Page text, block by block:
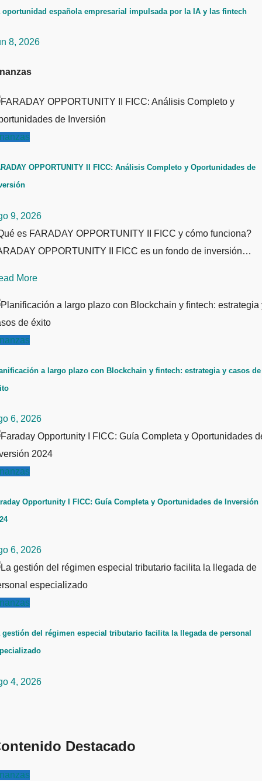
oportunidad española empresarial impulsada por la IA y las fintech
8, 2026
OPPORTUNITY II FICC: Análisis Completo y Oportunidades de
9, 2026
es FARADAY OPPORTUNITY II FICC y cómo funciona?
OPPORTUNITY II FICC es un fondo de inversión…
More
a largo plazo con Blockchain y fintech: estrategia y casos de
6, 2026
Opportunity I FICC: Guía Completa y Oportunidades de Inversión
6, 2026
gestión del régimen especial tributario facilita la llegada de personal
4, 2026
Destacado